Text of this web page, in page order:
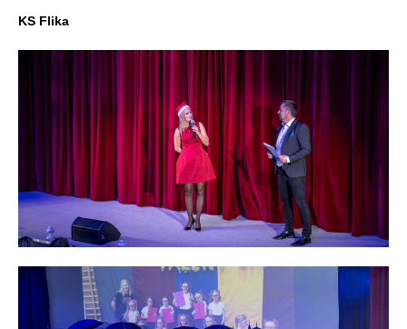
KS Flika